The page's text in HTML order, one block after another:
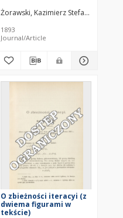
Żorawski, Kazimierz Stefan
1893
Journal/Article
O zbieżności iteracyi (z
dwiema figurami w
tekście)